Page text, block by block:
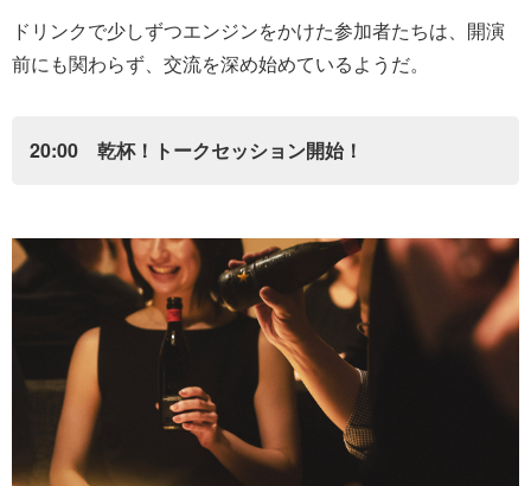
ドリンクで少しずつエンジンをかけた参加者たちは、開演
前にも関わらず、交流を深め始めているようだ。
20:00 乾杯！トークセッション開始！